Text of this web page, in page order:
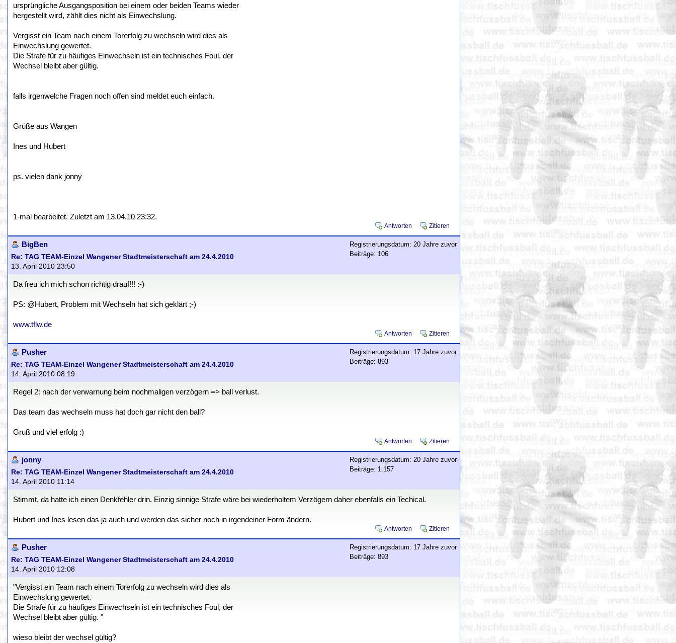
ursprüngliche Ausgangsposition bei einem oder beiden Teams wieder
hergestellt wird, zählt dies nicht als Einwechslung.
Vergisst ein Team nach einem Torerfolg zu wechseln wird dies als
Einwechslung gewertet.
Die Strafe für zu häufiges Einwechseln ist ein technisches Foul, der
Wechsel bleibt aber gültig.
falls irgenwelche Fragen noch offen sind meldet euch einfach.
Grüße aus Wangen
Ines und Hubert
ps. vielen dank jonny
1-mal bearbeitet. Zuletzt am 13.04.10 23:32.
Antworten Zitieren
BigBen
Re: TAG TEAM-Einzel Wangener Stadtmeisterschaft am 24.4.2010
13. April 2010 23:50
Registrierungsdatum: 20 Jahre zuvor
Beiträge: 106
Da freu ich mich schon richtig drauf!!! :-)
PS: @Hubert, Problem mit Wechseln hat sich geklärt ;-)
www.tflw.de
Antworten Zitieren
Pusher
Re: TAG TEAM-Einzel Wangener Stadtmeisterschaft am 24.4.2010
14. April 2010 08:19
Registrierungsdatum: 17 Jahre zuvor
Beiträge: 893
Regel 2: nach der verwarnung beim nochmaligen verzögern => ball verlust.
Das team das wechseln muss hat doch gar nicht den ball?
Gruß und viel erfolg :)
Antworten Zitieren
jonny
Re: TAG TEAM-Einzel Wangener Stadtmeisterschaft am 24.4.2010
14. April 2010 11:14
Registrierungsdatum: 20 Jahre zuvor
Beiträge: 1.157
Stimmt, da hatte ich einen Denkfehler drin. Einzig sinnige Strafe wäre bei wiederholtem Verzögern daher ebenfalls ein Techical.
Hubert und Ines lesen das ja auch und werden das sicher noch in irgendeiner Form ändern.
Antworten Zitieren
Pusher
Re: TAG TEAM-Einzel Wangener Stadtmeisterschaft am 24.4.2010
14. April 2010 12:08
Registrierungsdatum: 17 Jahre zuvor
Beiträge: 893
"Vergisst ein Team nach einem Torerfolg zu wechseln wird dies als
Einwechslung gewertet.
Die Strafe für zu häufiges Einwechseln ist ein technisches Foul, der
Wechsel bleibt aber gültig. "
wieso bleibt der wechsel gültig?